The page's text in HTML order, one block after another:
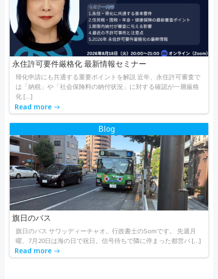
永住許可要件厳格化 最新情報セミナー
帰化申請にも共通する重要ポイントを解説 近年、永住許可審査で
は「納税」や「社会保険料の納付状況」に対する確認が一層厳格
化 […]
Read more
Blog
旗日のバス
旗日のバス サワッディーチャオ。行政書士のSomです。 先週月
曜、7月20日は海の日で祝日。信号待ちで隣に停まった都営バ […]
Read more